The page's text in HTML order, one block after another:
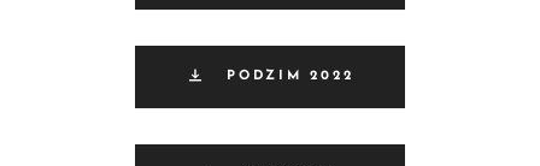
PODZIM 2022